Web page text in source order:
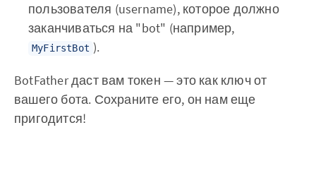
пользователя (username), которое должно
заканчиваться на "bot" (например,
MyFirstBot ).
BotFather даст вам токен — это как ключ от
вашего бота. Сохраните его, он нам еще
пригодится!